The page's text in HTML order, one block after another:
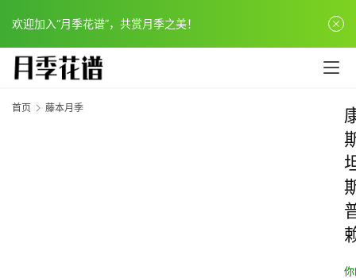
欢迎加入“月季花谱”，共赏月季之美！
首页 藤本月季